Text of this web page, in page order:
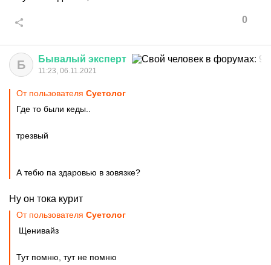
0
Б Бывалый эксперт
11:23, 06.11.2021
От пользователя Суетолог
Где то были кеды..
трезвый
А тебю па здаровью в зовязке?
Ну он тока курит
От пользователя Суетолог
Щенивайз
Тут помню, тут не помню